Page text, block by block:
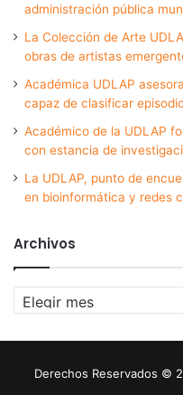
administración pública
La Colección de Arte
obras de artistas
Académica UDLAP
capaz de clasificar
Académico de la UDLAP
con estancia de
La UDLAP, punto de
en bioinformática y redes
Archivos
Archivos
Derechos Reservados ©